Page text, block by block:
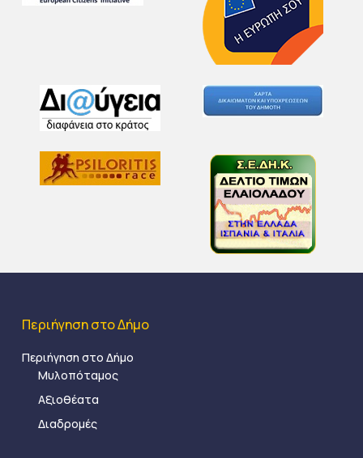
Περιήγηση στο Δήμο
Περιήγηση στο Δήμο
Μυλοπόταμος
Αξιοθέατα
Διαδρομές